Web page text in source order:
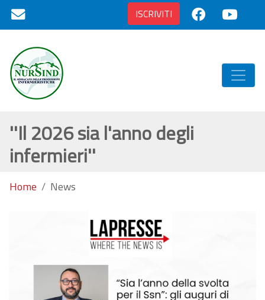
ISCRIVITI
''Il 2026 sia l'anno degli
infermieri''
Home News